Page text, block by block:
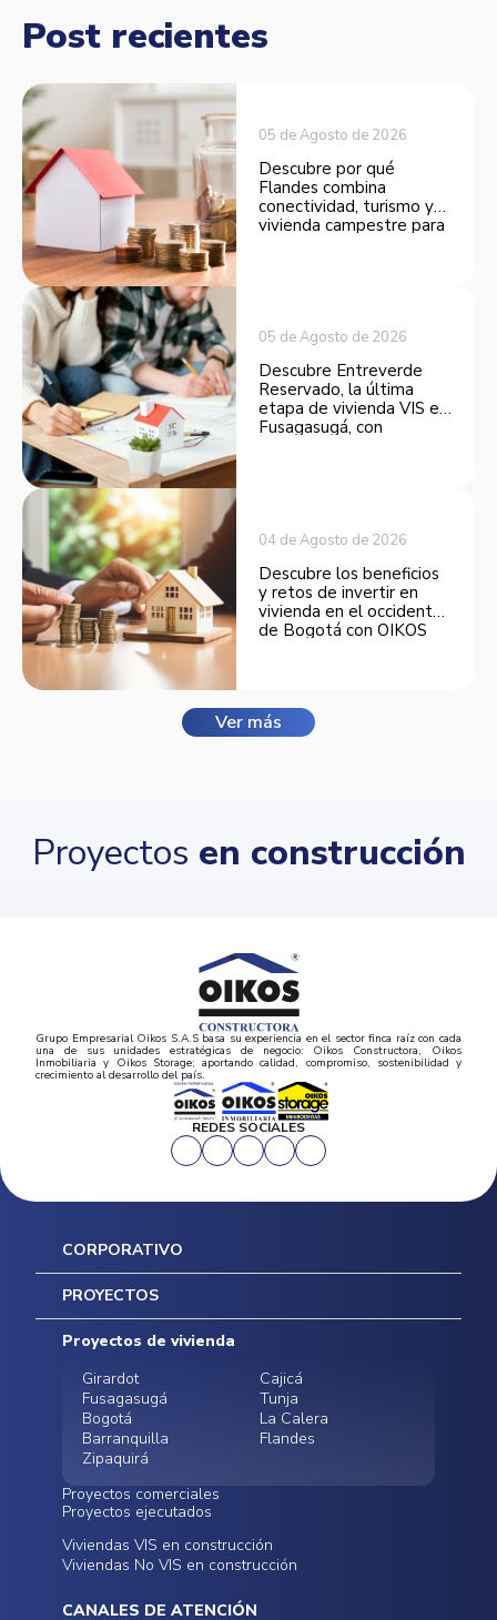
Post recientes
05 de Agosto de 2026
Descubre por qué
Flandes combina
conectividad, turismo y
vivienda campestre para
05 de Agosto de 2026
Descubre Entreverde
Reservado, la última
etapa de vivienda VIS en
Fusagasugá, con
04 de Agosto de 2026
Descubre los beneficios
y retos de invertir en
vivienda en el occidente
de Bogotá con OIKOS
Ver más
Proyectos en construcción
Grupo Empresarial Oikos S.A.S basa su experiencia en el sector finca raíz con cada
una de sus unidades estratégicas de negocio: Oikos Constructora, Oikos
Inmobiliaria y Oikos Storage; aportando calidad, compromiso, sostenibilidad y
crecimiento al desarrollo del país.
REDES SOCIALES
CORPORATIVO
Inicio
Mapa del sitio
Postventas
Contratación Directa
Noticias
PROYECTOS
Proyectos de vivienda
Girardot
Cajicá
Fusagasugá
Tunja
Bogotá
La Calera
Barranquilla
Flandes
Zipaquirá
Proyectos comerciales
Funza
Infinitum Zentral
Bodegas - ALMAX
Centro Comercial
Proyectos ejecutados
Conoce nuestros
proyectos ejecutados
Viviendas VIS en construcción
Viviendas No VIS en construcción
CANALES DE ATENCIÓN